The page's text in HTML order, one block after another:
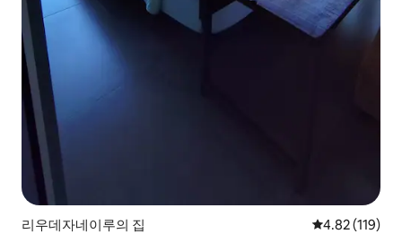
리우데자네이루의 집 평점 4.82점(5
4.82 (119)